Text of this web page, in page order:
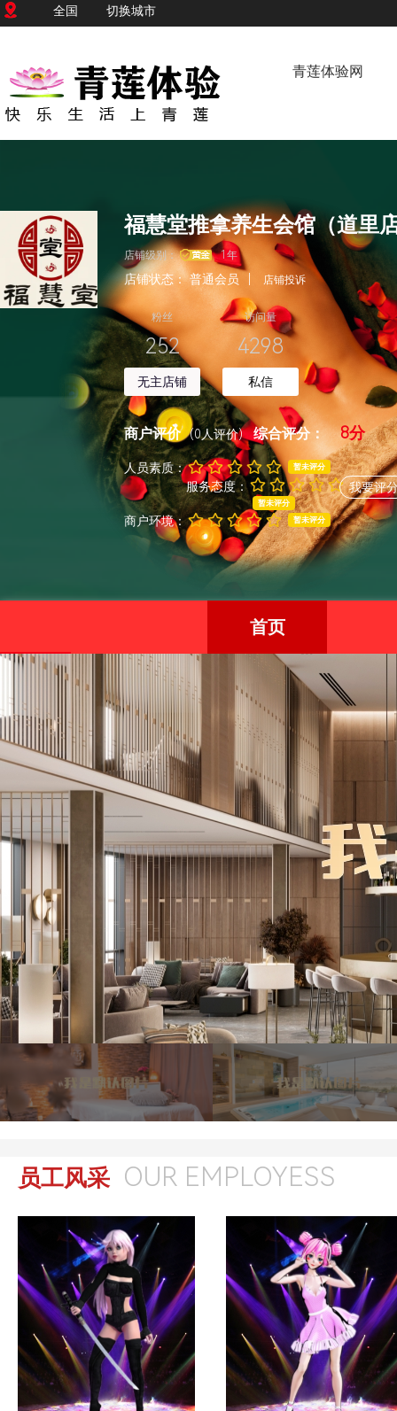
全国 切换城市
青莲体验网
福慧堂推拿养生会馆（道里
店铺级别： 1年
店铺状态：普通会员 店铺投诉
粉丝
252
无主店铺
访问量
4298
私信
商户评价 (0人评价)综合评分： 8分
人员素质： 暂未评分
服务态度：
暂未评分
商户环境： 暂未评分
我要评
首页
员工风采 OUR EMPLOYESS